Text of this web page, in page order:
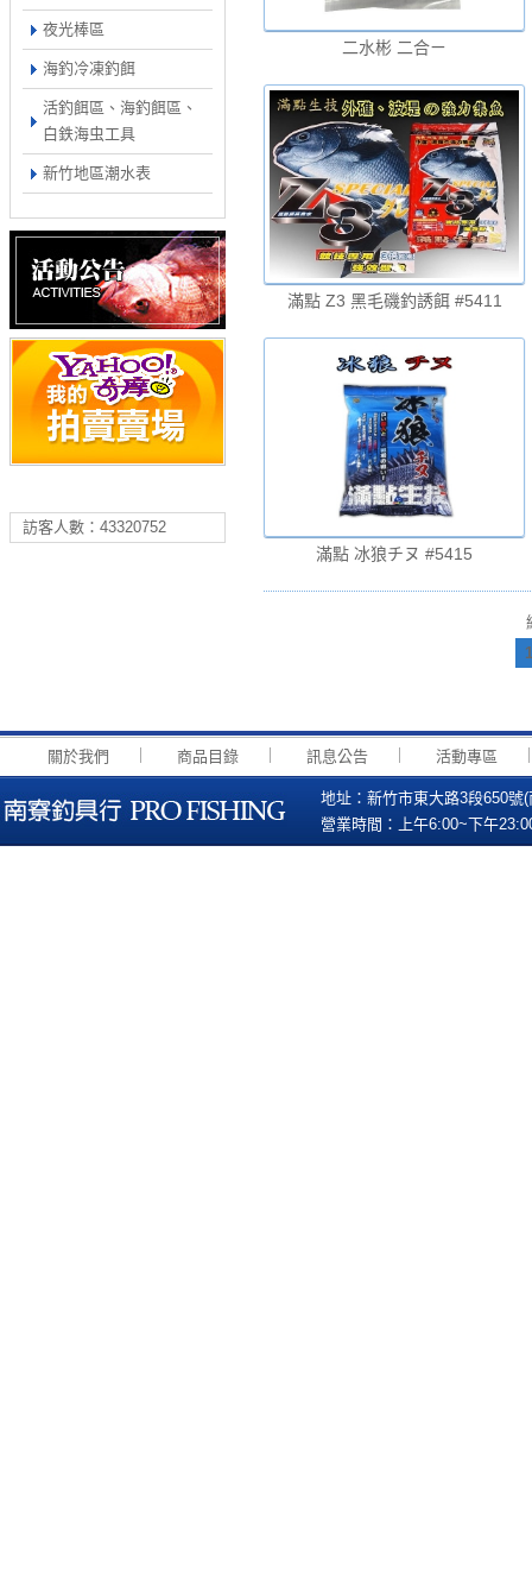
夜光棒區
海釣冷凍釣餌
活釣餌區、海釣餌區、
白鉄海虫工具
新竹地區潮水表
訪客人數：43320752
二水彬 二合ㄧ
滿點 Z3 黑毛磯釣誘餌 #5411
滿點 冰狼チヌ #5415
1
關於我們 商品目錄 訊息公告 活動專區
地址：新竹市東大路3段650
營業時間：上午6:00~下午